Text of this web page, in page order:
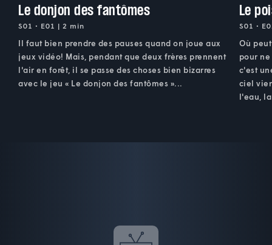
Le donjon des fantômes
S01 • E01 | 2 min
Il faut bien prendre des pauses quand on joue aux
jeux vidéo! Mais, pendant que deux frères prennent
l'air en forêt, il se passe des choses bien bizarres
avec le jeu « Le donjon des fantômes »...
Le
S01 •
Où
pour
c'est
ciel
l'eau,